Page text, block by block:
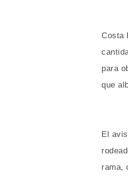
Costa
para
que
El
rama,